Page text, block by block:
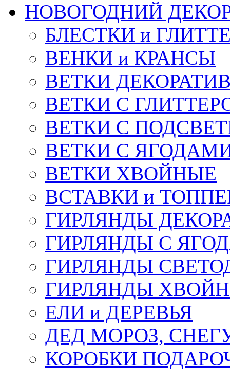
НОВОГОДНИЙ
БЛЕСТКИ и
ВЕНКИ и КРАНСЫ
ВЕТКИ
ВЕТКИ С
ВЕТКИ С
ВЕТКИ С
ВЕТКИ ХВОЙНЫЕ
ВСТАВКИ и
ГИРЛЯНДЫ
ГИРЛЯНДЫ С
ГИРЛЯНДЫ
ГИРЛЯНДЫ
ЕЛИ и ДЕРЕВЬЯ
ДЕД МОРОЗ,
КОРОБКИ